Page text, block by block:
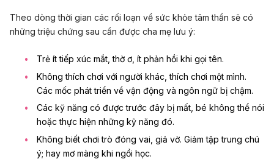
Theo dòng thời gian các rối loạn về sức khỏe tâm thần sẽ có
những triệu chứng sau cần được cha mẹ lưu ý:
Trẻ ít tiếp xúc mắt, thờ ơ, ít phản hồi khi gọi tên.
Không thích chơi với người khác, thích chơi một mình.
Các mốc phát triển về vận động và ngôn ngữ bị chậm.
Các kỹ năng có được trước đây bị mất, bé không thể nói
hoặc thực hiện những kỹ năng đó.
Không biết chơi trò đóng vai, giả vờ. Giảm tập trung chú
ý; hay mơ màng khi ngồi học.